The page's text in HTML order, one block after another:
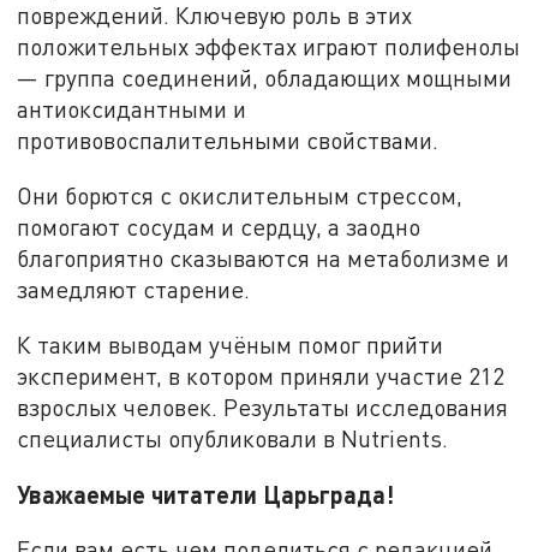
повреждений. Ключевую роль в этих
положительных эффектах играют полифенолы
— группа соединений, обладающих мощными
антиоксидантными и
противовоспалительными свойствами.
Они борются с окислительным стрессом,
помогают сосудам и сердцу, а заодно
благоприятно сказываются на метаболизме и
замедляют старение.
К таким выводам учёным помог прийти
эксперимент, в котором приняли участие 212
взрослых человек. Результаты исследования
специалисты опубликовали в Nutrients.
Уважаемые читатели Царьграда!